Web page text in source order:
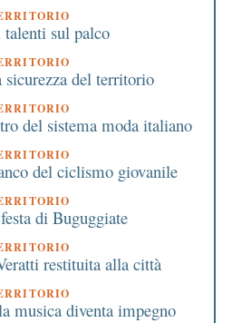
sul palco
sicurezza del territorio
del sistema moda italiano
del ciclismo giovanile
di Buguggiate
restituita alla città
musica diventa impegno